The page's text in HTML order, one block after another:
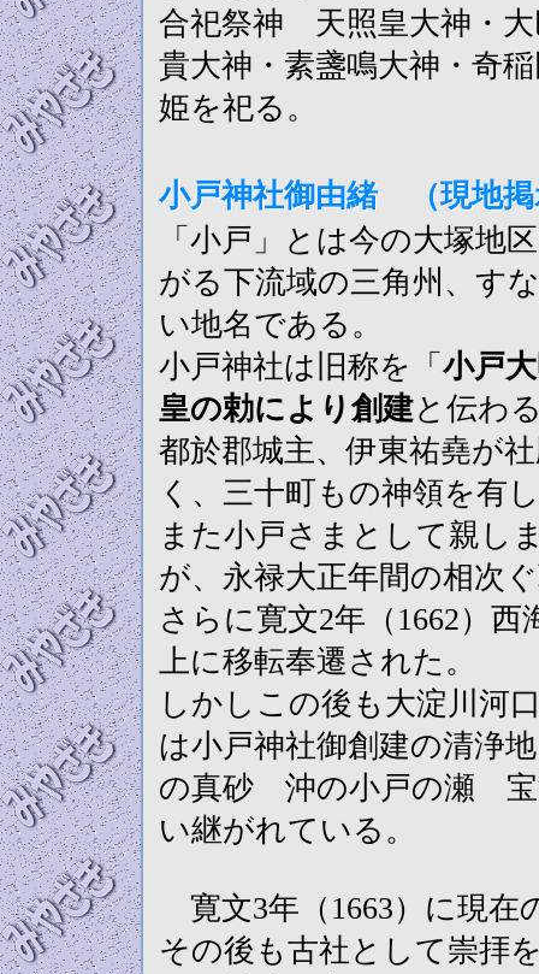
合祀祭神 天照皇大神・大
貴大神・素盞鳴大神・奇
姫を祀る。
小戸神社御由緒 （現地掲
「小戸」とは今の大塚地
がる下流域の三角州、す
い地名である。
小戸神社は旧称を「 小戸
皇の勅により創建と伝わ
都於郡城主、伊東祐堯が
く、三十町もの神領を有
また小戸さまとして親し
が、永禄大正年間の相次
さらに寛文2年（1662）
上に移転奉遷された。
しかしこの後も大淀川河
は小戸神社御創建の清
の真砂 沖の小戸の瀬 宝
い継がれている。
寛文3年（1663）に現在
その後も古社として崇拝